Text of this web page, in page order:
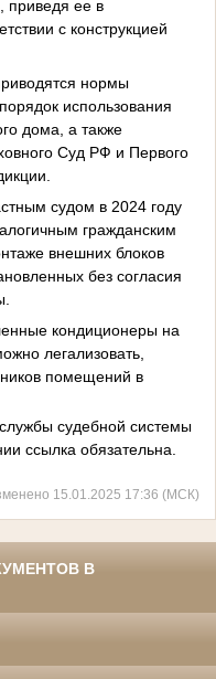
приведя ее в
с конструкцией
нормы
использования
дома, а также
Суд РФ и Первого
судом в 2024 году
гражданским
внешних блоков
без согласия
кондиционеры на
легализовать,
помещений в
судебной системы
ссылка обязательна.
15.01.2025 17:36 (МСК)
В